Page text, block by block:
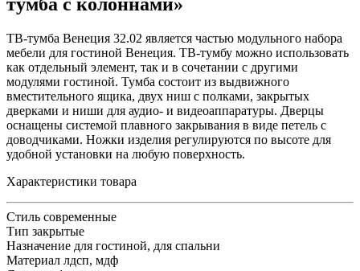
ТВ-тумба Венеция 32.02 является частью модульного набора
мебели для гостиной Венеция. ТВ-тумбу можно использовать
как отдельный элемент, так и в сочетании с другими
модулями гостиной. Тумба состоит из выдвижного
вместительного ящика, двух ниш с полками, закрытых
дверками и ниши для аудио- и видеоаппаратуры. Дверцы
оснащены системой плавного закрывания в виде петель с
доводчиками. Ножки изделия регулируются по высоте для
удобной установки на любую поверхность.
Характеристики товара
Стиль современные
Тип закрытые
Назначение для гостиной, для спальни
Материал лдсп, мдф